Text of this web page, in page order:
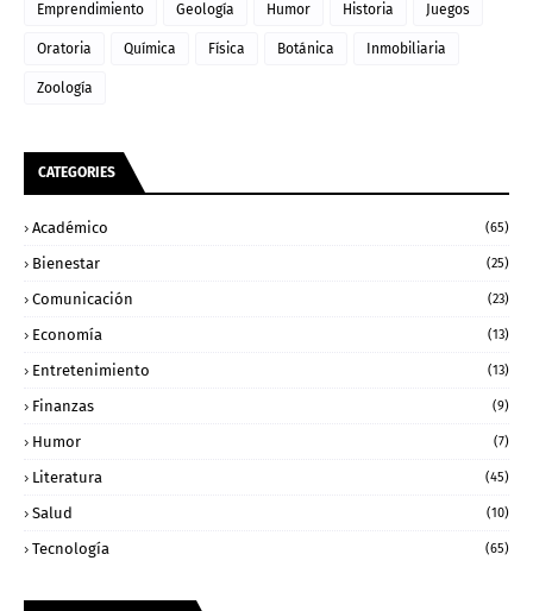
Emprendimiento Geología Humor Historia Juegos
Oratoria Química Física Botánica Inmobiliaria
Zoología
CATEGORIES
Académico (65)
Bienestar (25)
Comunicación (23)
Economía (13)
Entretenimiento (13)
Finanzas (9)
Humor (7)
Literatura (45)
Salud (10)
Tecnología (65)